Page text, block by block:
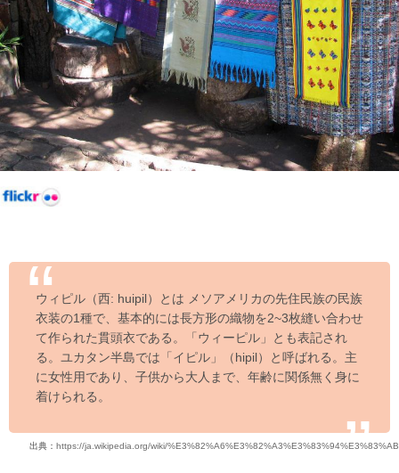
ウィピル（西: huipil）とは メソアメリカの先住民族の民族
衣装の1種で、基本的には長方形の織物を2~3枚縫い合わせ
て作られた貫頭衣である。「ウィーピル」とも表記され
る。ユカタン半島では「イピル」（hipil）と呼ばれる。主
に女性用であり、子供から大人まで、年齢に関係無く身に
着けられる。
出典： https://ja.wikipedia.org/wiki/%E3%82%A6%E3%82%A3%E3%83%94%E3%83%AB